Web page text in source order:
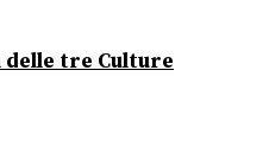
delle tre Culture